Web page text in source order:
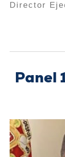
Director
Panel